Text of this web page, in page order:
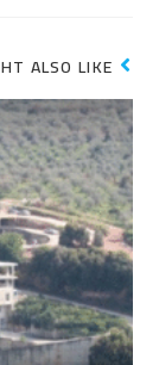
ALSO LIKE